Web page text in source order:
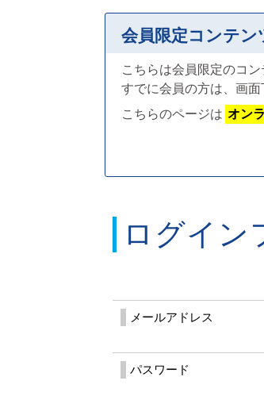
会員限定コンテン
こちらは会員限定のコ
すでに会員の方は、画面
こちらのページは オン
ログイン
メールアドレス
パスワード